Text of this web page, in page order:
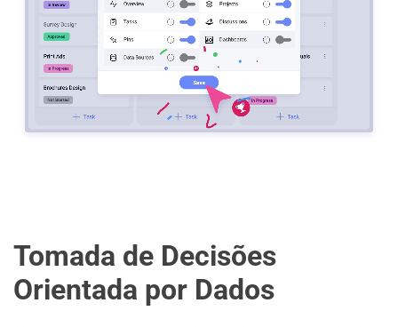
Tomada de Decisões
Orientada por Dados